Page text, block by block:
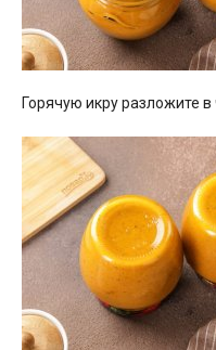
Горячую икру разложите